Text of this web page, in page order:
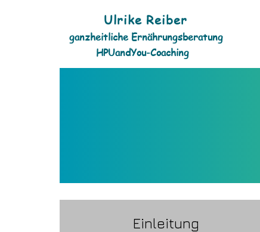
Ulrike Reiber
ganzheitliche Ernährungsberatung
HPUandYou-Coaching
Einleitung